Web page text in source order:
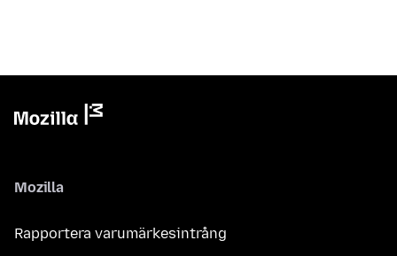
Mozilla
Rapportera varumärkesintrång